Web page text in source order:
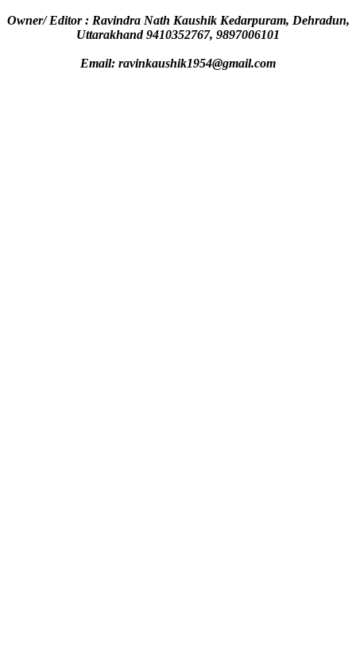
Owner/ Editor : Ravindra Nath Kaushik Kedarpuram, Dehradun,
Uttarakhand 9410352767, 9897006101
Email: ravinkaushik1954@gmail.com